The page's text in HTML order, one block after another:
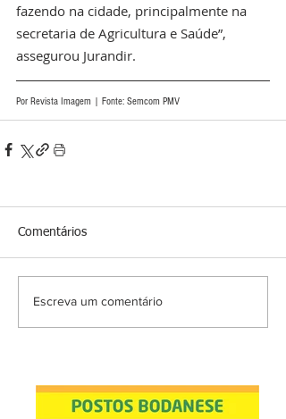
fazendo na cidade, principalmente na
secretaria de Agricultura e Saúde”,
assegurou Jurandir.
Por Revista Imagem | Fonte: Semcom PMV
Comentários
Escreva um comentário